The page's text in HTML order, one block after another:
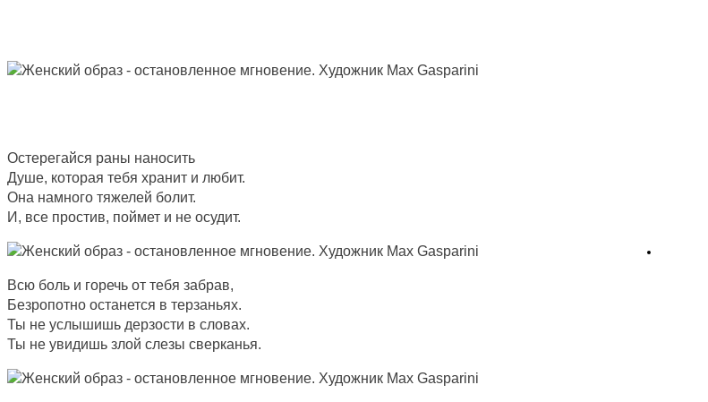
Остерегайся раны наносить
Душе, которая тебя хранит и любит.
Она намного тяжелей болит.
И, все простив, поймет и не осудит.
Всю боль и горечь от тебя забрав,
Безропотно останется в терзаньях.
Ты не услышишь дерзости в словах.
Ты не увидишь злой слезы сверканья.